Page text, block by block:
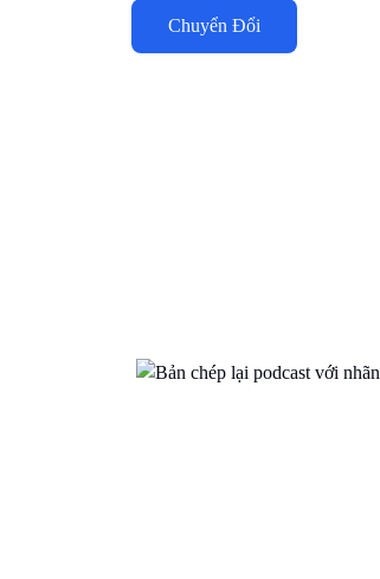
Chuyển Đổi